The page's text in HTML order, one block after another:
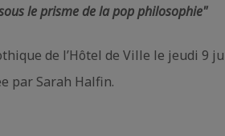
le prisme de la pop philosophie"
de l’Hôtel de Ville le jeudi 9
par Sarah Halfin.